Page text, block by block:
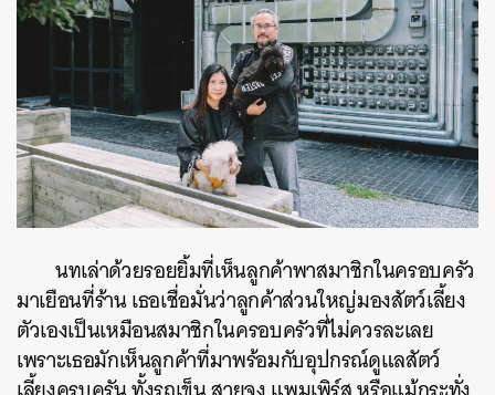
นทเล่าด้วยรอยยิ้มที่เห็นลูกค้าพาสมาชิกในครอบครัว
มาเยือนที่ร้าน เธอเชื่อมั่นว่าลูกค้าส่วนใหญ่มองสัตว์เลี้ยง
ตัวเองเป็นเหมือนสมาชิกในครอบครัวที่ไม่ควรละเลย
เพราะเธอมักเห็นลูกค้าที่มาพร้อมกับอุปกรณ์ดูแลสัตว์